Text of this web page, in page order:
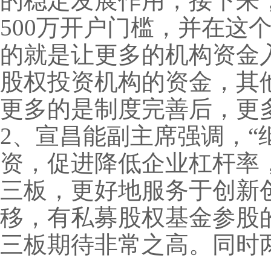
500万开户门槛，并在这
的就是让更多的机构资金
股权投资机构的资金，
更多的是制度完善后，
2、宣昌能副主席强调，
资，促进降低企业杠杆率
三板，更好地服务于创新
移，有私募股权基金参股
三板期待非常之高。同